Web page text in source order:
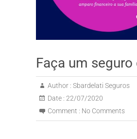
Faça um seguro
Author : Sbardelati Seguros
Date : 22/07/2020
Comment : No Comments